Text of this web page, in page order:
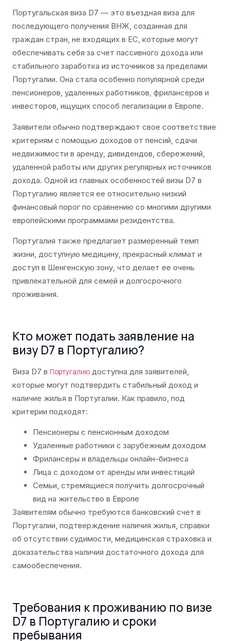
Португальская виза D7 — это въездная виза для
последующего получения ВНЖ, созданная для
граждан стран, не входящих в ЕС, которые могут
обеспечивать себя за счет пассивного дохода или
стабильного заработка из источников за пределами
Португалии. Она стала особенно популярной среди
пенсионеров, удаленных работников, фрилансеров и
инвесторов, ищущих способ легализации в Европе.
Заявители обычно подтверждают свое соответствие
критериям с помощью доходов от пенсий, сдачи
недвижимости в аренду, дивидендов, сбережений,
удаленной работы или других регулярных источников
дохода. Одной из главных особенностей визы D7 в
Португалию является ее относительно низкий
финансовый порог по сравнению со многими другими
европейскими программами резидентства.
Португалия также предлагает размеренный темп
жизни, доступную медицину, прекрасный климат и
доступ в Шенгенскую зону, что делает ее очень
привлекательной для семей и долгосрочного
проживания.
Кто может подать заявление на
визу D7 в Португалию?
Виза D7 в Португалию доступна для заявителей,
которые могут подтвердить стабильный доход и
наличие жилья в Португалии. Как правило, под
критерии подходят:
Пенсионеры с пенсионным доходом
Удаленные работники с зарубежным доходом
Фрилансеры и владельцы онлайн-бизнеса
Лица с доходом от аренды или инвестиций
Семьи, стремящиеся получить долгосрочный
вид на жительство в Европе
Заявителям обычно требуются банковский счет в
Португалии, подтверждение наличия жилья, справки
об отсутствии судимости, медицинская страховка и
доказательства наличия достаточного дохода для
самообеспечения.
Требования к проживанию по визе
D7 в Португалию и сроки
пребывания